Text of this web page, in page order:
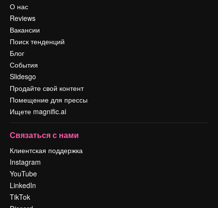
О нас
Reviews
Вакансии
Поиск тенденций
Блог
События
Slidesgo
Продайте свой контент
Помещение для прессы
Ищете magnific.ai
Связаться с нами
Клиентская поддержка
Instagram
YouTube
LinkedIn
TikTok